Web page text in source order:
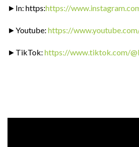
►In: https:https://
►Youtube: https://
►TikTok: https://www.tiktok.com/